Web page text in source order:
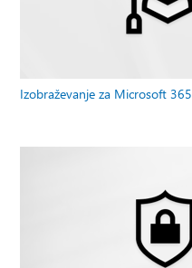
Izobraževanje za Microsoft 365